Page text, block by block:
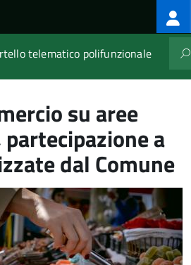
principale
telematico polifunzionale
su aree
a
dal Comune